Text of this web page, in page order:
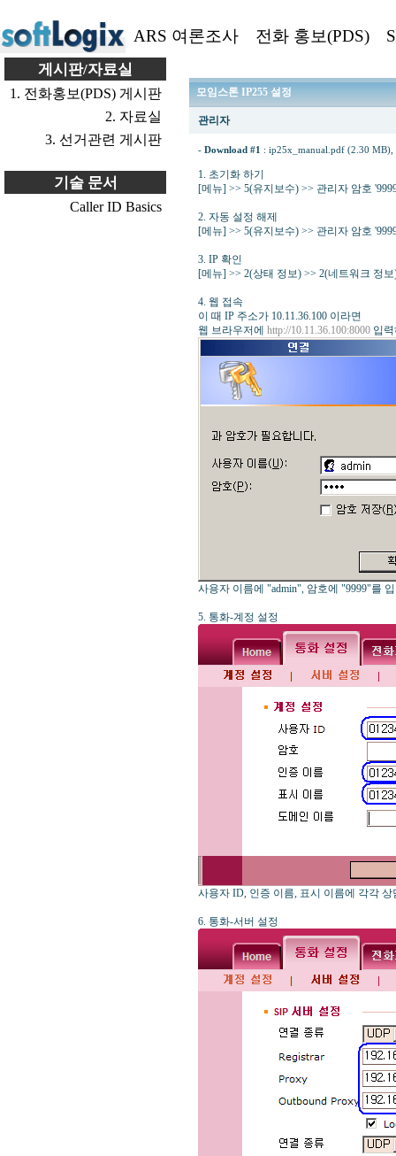
ARS 여론조사 전화 홍보(PDS)
게시판/자료실
1. 전화홍보(PDS) 게시판
2. 자료실
3. 선거관련 게시판
기술 문서
Caller ID Basics
모임스톤 IP255 설정
관리자
- Download #1 : ip25x_manual.pdf (2.30 MB)
1. 초기화 하기
[메뉴] >> 5(유지보수) >> 관리자 암호
2. 자동 설정 해제
[메뉴] >> 5(유지보수) >> 관리자 암호
3. IP 확인
[메뉴] >> 2(상태 정보) >> 2(네트워크 정
4. 웹 접속
이 때 IP 주소가 10.11.36.100 이라면
웹 브라우저에 http://10.11.36.100:8000 입
사용자 이름에 "admin", 암호에 "9999"를
5. 통화-계정 설정
사용자 ID, 인증 이름, 표시 이름에 각각
6. 통화-서버 설정